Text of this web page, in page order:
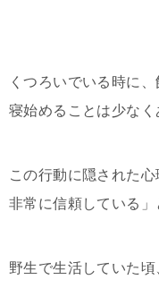
くつろいでいる時に
寝始めることは少なく
この行動に隠された
非常に信頼している」
野生で生活していた